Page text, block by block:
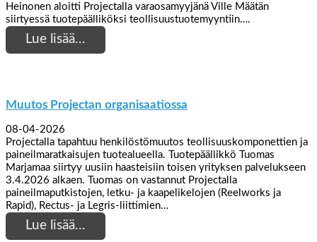
Heinonen aloitti Projectalla varaosamyyjänä Ville Määtän
siirtyessä tuotepäälliköksi teollisuustuotemyyntiin….
Lue lisää…
Muutos Projectan organisaatiossa
08-04-2026
Projectalla tapahtuu henkilöstömuutos teollisuuskomponettien ja
paineilmaratkaisujen tuotealueella. Tuotepäällikkö Tuomas
Marjamaa siirtyy uusiin haasteisiin toisen yrityksen palvelukseen
3.4.2026 alkaen. Tuomas on vastannut Projectalla
paineilmaputkistojen, letku- ja kaapelikelojen (Reelworks ja
Rapid), Rectus- ja Legris-liittimien…
Lue lisää…